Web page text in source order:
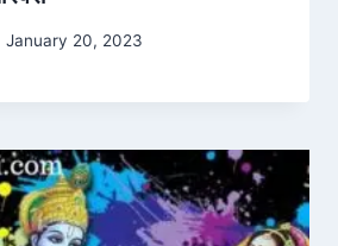
January 20, 2023